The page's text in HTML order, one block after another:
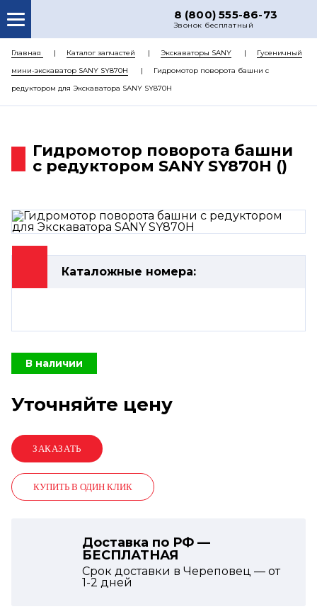
8 (800) 555-86-73
Звонок бесплатный
О НАС
КАТАЛОГ ЗАПЧАСТЕЙ
РЕМОНТ
ЦЕНЫ
Главная Каталог запчастей Экскаваторы SANY
Гусеничный
мини-экскаватор SANY SY870H
Гидромотор поворота башни с
редуктором для Экскаватора SANY SY870H
Гидромотор поворота башни
с редуктором SANY SY870H ()
Каталожные номера:
В наличии
Уточняйте цену
КУПИТЬ В ОДИН КЛИК
Доставка по РФ —
БЕСПЛАТНАЯ
Срок доставки в Череповец — от
1-2 дней